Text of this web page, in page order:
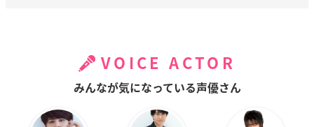
VOICE ACTOR
みんなが気になっている声優さん